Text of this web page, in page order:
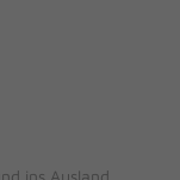
ins Ausland